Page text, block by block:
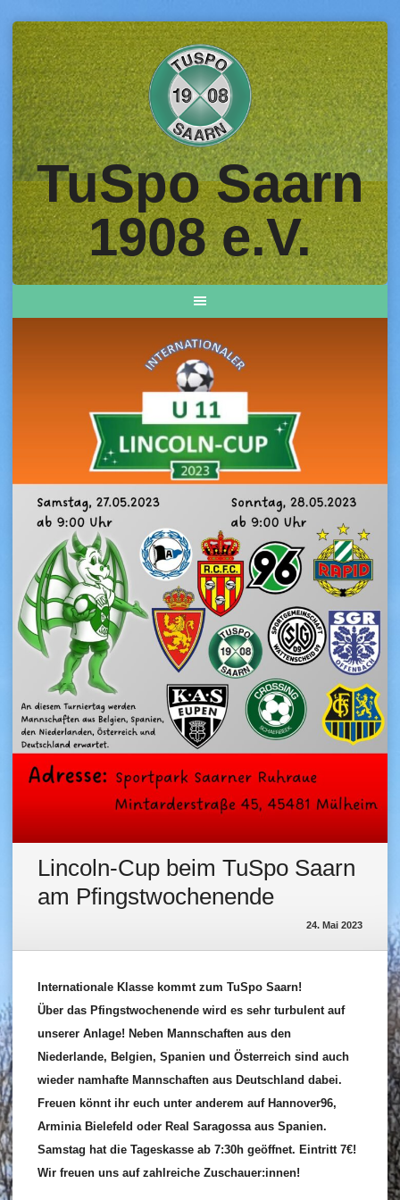
Skip
to
content
TuSpo Saarn
1908 e.V.
Lincoln-Cup beim TuSpo Saarn
am Pfingstwochenende
24. Mai 2023
Internationale Klasse kommt zum TuSpo Saarn!
Über das Pfingstwochenende wird es sehr turbulent auf
unserer Anlage! Neben Mannschaften aus den
Niederlande, Belgien, Spanien und Österreich sind auch
wieder namhafte Mannschaften aus Deutschland dabei.
Freuen könnt ihr euch unter anderem auf Hannover96,
Arminia Bielefeld oder Real Saragossa aus Spanien.
Samstag hat die Tageskasse ab 7:30h geöffnet. Eintritt 7€!
Wir freuen uns auf zahlreiche Zuschauer:innen!